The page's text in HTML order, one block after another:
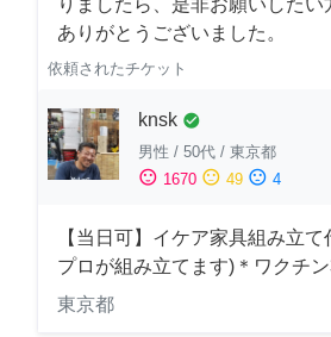
りましたら、是非お願いした
ありがとうございました。
依頼されたチケット
knsk check_circle
男性 / 50代 / 東京都
sentiment_satisfied 1670 sentiment_neutral 49 sentiment_dissatisfied 4
【当日可】イケア家具組み立
プロが組み立てます)＊ワクチ
東京都